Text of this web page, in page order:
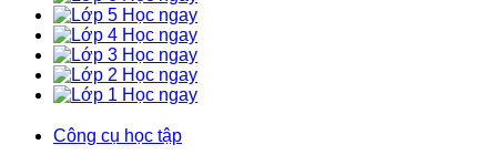
Học ngay
Học ngay
Học ngay
Học ngay
Học ngay
Công cụ học tập